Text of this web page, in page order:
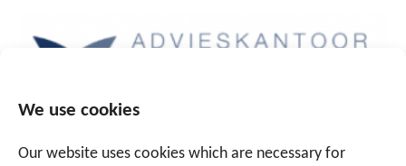
We use cookies
Our website uses cookies which are necessary for